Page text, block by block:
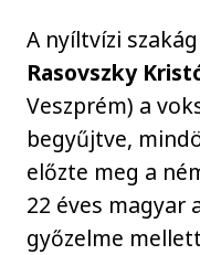
A nyíltvízi
Rasovszky
Veszprém) a
begyűjtve,
előzte meg a
22 éves magyar
győzelme